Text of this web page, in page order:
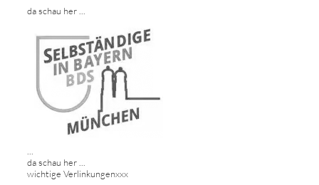
da schau her ...
...
da schau her ...
wichtige Verlinkungenxxx